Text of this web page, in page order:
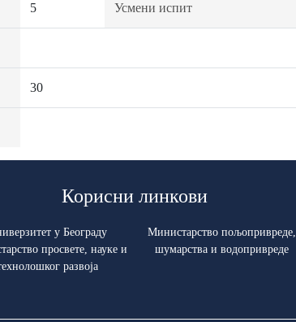
5 Усмени испит
30
Корисни линкови
у Београду
просвете, науке и
развоја
Министарство пољопривреде,
шумарства и водопривреде